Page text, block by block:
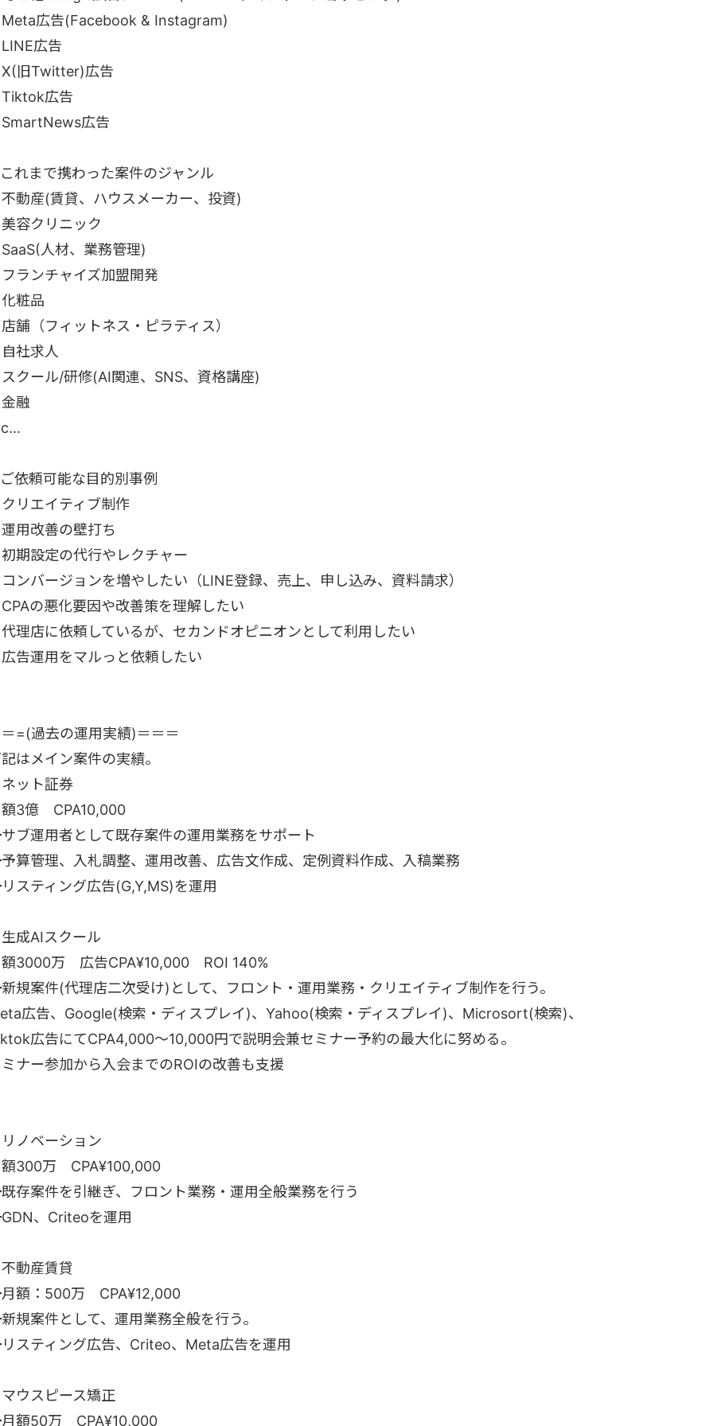
広告(Facebook & Instagram)
広告
旧Twitter)広告
広告
広告
れまで携わった案件のジャンル
動産(賃貸、ハウスメーカー、投資)
容クリニック
人材、業務管理)
ランチャイズ加盟開発
粧品
舗（フィットネス・ピラティス）
社求人
クール/研修(AI関連、SNS、資格講座)
融
依頼可能な目的別事例
リエイティブ制作
用改善の壁打ち
期設定の代行やレクチャー
ンバージョンを増やしたい（LINE登録、売上、申し込み、資料請求）
の悪化要因や改善策を理解したい
理店に依頼しているが、セカンドオピニオンとして利用したい
告運用をマルっと依頼したい
=(過去の運用実績)＝＝＝
はメイン案件の実績。
ット証券
3億 CPA10,000
ブ運用者として既存案件の運用業務をサポート
算管理、入札調整、運用改善、広告文作成、定例資料作成、入稿業務
スティング広告(G,Y,MS)を運用
成AIスクール
3000万 広告CPA¥10,000 ROI 140%
規案件(代理店二次受け)として、フロント・運用業務・クリエイティブ制作を行う。
広告、Google(検索・ディスプレイ)、Yahoo(検索・ディスプレイ)、Microsort(検索)、
広告にてCPA4,000～10,000円で説明会兼セミナー予約の最大化に努める。
ナー参加から入会までのROIの改善も支援
ノベーション
300万 CPA¥100,000
存案件を引継ぎ、フロント業務・運用全般業務を行う
、Criteoを運用
動産賃貸
額：500万 CPA¥12,000
規案件として、運用業務全般を行う。
スティング広告、Criteo、Meta広告を運用
ウスピース矯正
額50万 CPA¥10,000